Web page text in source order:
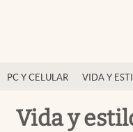
PC Y CELULAR VIDA Y
Vida y